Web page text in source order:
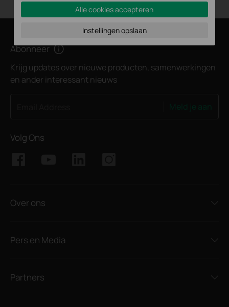
Abonneer
Krijg updates over nieuwe producten, samenwerkingen
en ander interessant nieuws
Volg Ons
Over ons
Pers en Media
Partners
Alle cookies accepteren
Instellingen opslaan